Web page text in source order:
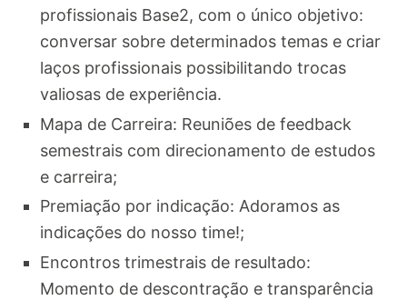
profissionais Base2, com o único objetivo:
conversar sobre determinados temas e criar
laços profissionais possibilitando trocas
valiosas de experiência.
Mapa de Carreira: Reuniões de feedback
semestrais com direcionamento de estudos
e carreira;
Premiação por indicação: Adoramos as
indicações do nosso time!;
Encontros trimestrais de resultado:
Momento de descontração e transparência